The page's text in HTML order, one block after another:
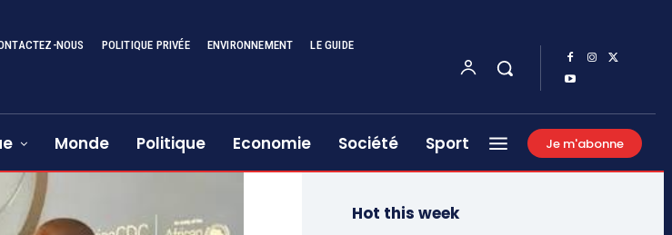
NOUS POLITIQUE PRIVÉE ENVIRONNEMENT LE GUIDE
Monde Politique Economie Société Sport Je m'abonne
Hot this week